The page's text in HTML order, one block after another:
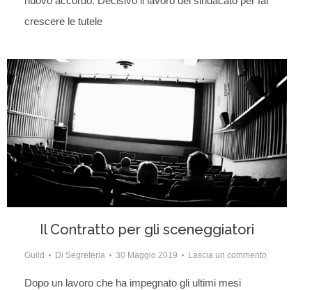
crescere le tutele
Il Contratto per gli sceneggiatori
Guild Di Segreteria 30 Maggio 2019 Lascia un commento
Dopo un lavoro che ha impegnato gli ultimi mesi